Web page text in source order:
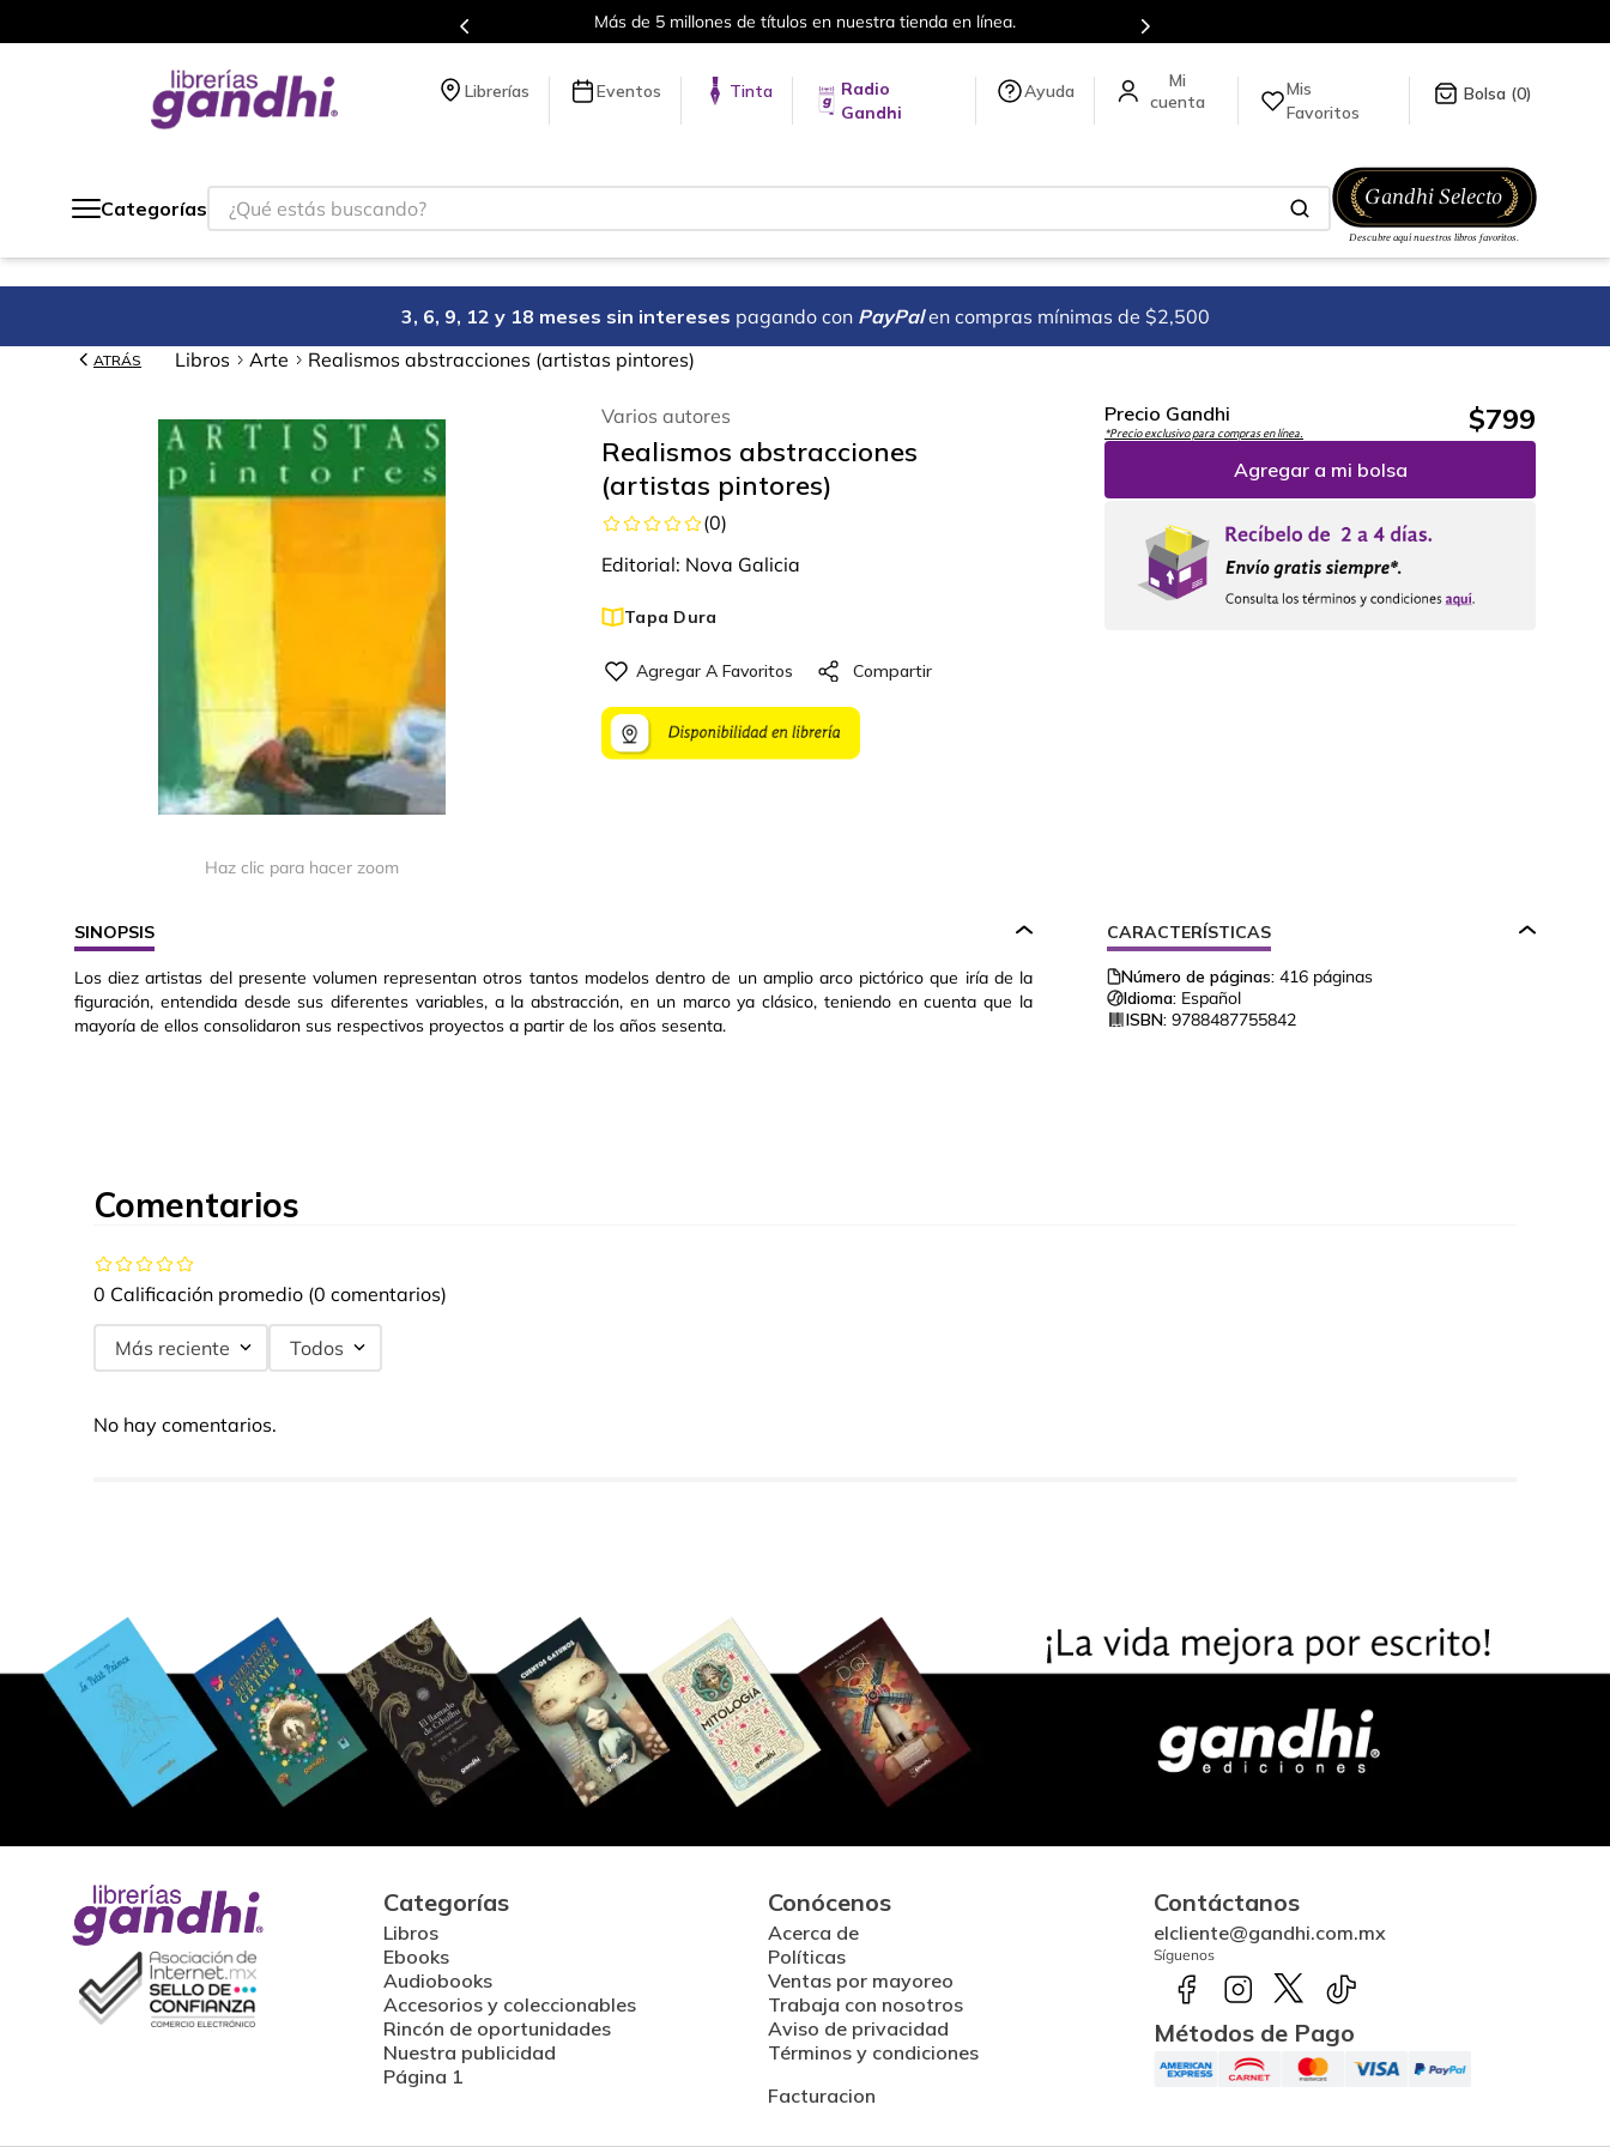
Más de 5 millones de títulos en nuestra tienda en línea.
Librerías Eventos Tinta
Radio
Gandhi
Ayuda
Mis
Favoritos
0
Categorías
¿Qué estás buscando?
3, 6, 9, 12 y 18 meses sin intereses pagando con PayPal en compras mínimas de $2,500
ATRÁS Libros Arte Realismos abstracciones (artistas pintores)
Haz clic para hacer zoom
Varios autores
Realismos abstracciones
(artistas pintores)
(0)
Editorial: Nova Galicia
Tapa Dura
Precio Gandhi
*Precio exclusivo para compras en línea. $799
Agregar a mi bolsa
SINOPSIS
Los diez artistas del presente volumen representan otros tantos modelos dentro de un amplio arco pictórico que iría de la
figuración, entendida desde sus diferentes variables, a la abstracción, en un marco ya clásico, teniendo en cuenta que la
mayoría de ellos consolidaron sus respectivos proyectos a partir de los años sesenta.
CARACTERÍSTICAS
Número de páginas: 416 páginas
Idioma: Español
ISBN: 9788487755842
Comentarios
0 Calificación promedio (0 comentarios)
Más reciente Todos
No hay comentarios.
Categorías
Libros
Ebooks
Audiobooks
Accesorios y coleccionables
Rincón de oportunidades
Nuestra publicidad
Página 1
Conócenos
Acerca de
Políticas
Ventas por mayoreo
Trabaja con nosotros
Aviso de privacidad
Términos y condiciones
Facturacion
Contáctanos
elcliente@gandhi.com.mx
Síguenos
Métodos de Pago